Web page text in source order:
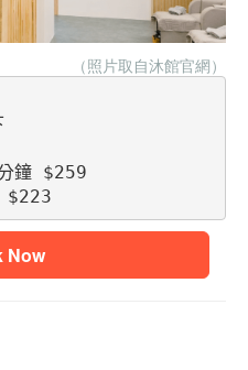
（照片取自沐館官網）
鐘 $259
$223
Now